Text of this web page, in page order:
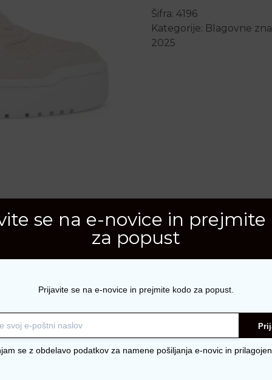
Šifra: 4196
Kategorije: Blagovne
2025
se na e-novice in prejmite
za popust
Prijavite se na e-novice in prejmite kodo za popust.
se z obdelavo podatkov za namene pošiljanja e-novic in